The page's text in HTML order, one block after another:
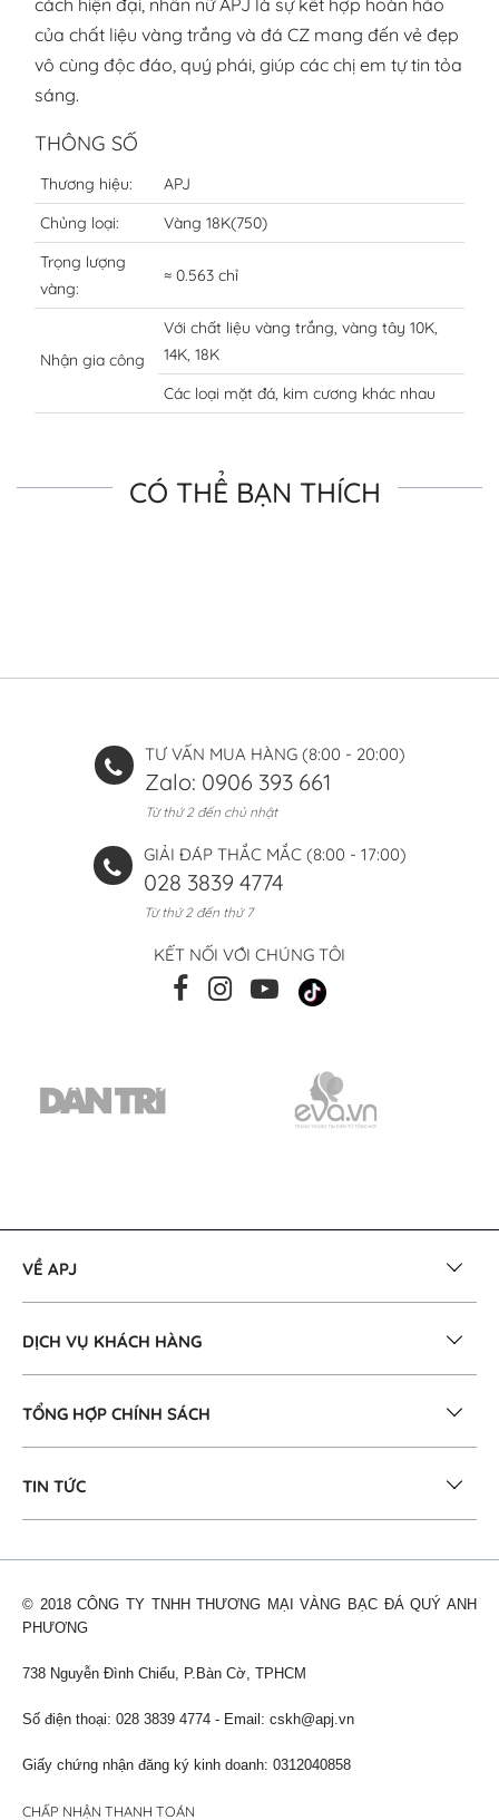
cách hiện đại, nhẫn nữ APJ là sự kết hợp hoàn hảo
của chất liệu vàng trắng và đá CZ mang đến vẻ đẹp
vô cùng độc đáo, quý phái, giúp các chị em tự tin tỏa
sáng.
THÔNG SỐ
Thương hiệu:
APJ
Chủng loại:
Vàng 18K(750)
Trọng lượng
vàng:
≈ 0.563 chỉ
Nhận gia công
Với chất liệu vàng trắng, vàng tây 10K,
14K, 18K
Các loại mặt đá, kim cương khác nhau
CÓ THỂ BẠN THÍCH
TƯ VẤN MUA HÀNG (8:00 - 20:00)
Zalo: 0906 393 661
Từ thứ 2 đến chủ nhật
GIẢI ĐÁP THẮC MẮC (8:00 - 17:00)
028 3839 4774
Từ thứ 2 đến thứ 7
KẾT NỐI VỚI CHÚNG TÔI
VỀ APJ
DỊCH VỤ KHÁCH HÀNG
TỔNG HỢP CHÍNH SÁCH
TIN TỨC
© 2018 CÔNG TY TNHH THƯƠNG MẠI VÀNG BẠC ĐÁ QUÝ ANH
PHƯƠNG
738 Nguyễn Đình Chiểu, P.Bàn Cờ, TPHCM
Số điện thoại: 028 3839 4774 - Email: cskh@apj.vn
Giấy chứng nhận đăng ký kinh doanh: 0312040858
CHẤP NHẬN THANH TOÁN